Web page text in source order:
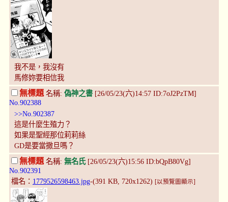
我不是，我沒有
馬修妳要相信我
無標題 名稱: 偽神之書[26/05/23(六)14:57 ID:7oJ2PzTM]
No.902388
>>No.902387
這是什麼生殖力？
如果是聖經那位莉莉絲
GD是要當撒旦嗎？
無標題名稱: 無名氏[26/05/23(六)15:56 ID:bQpB80Vg]
No.902391
檔名： 1779526598463.jpg-(391 KB, 720x1262) [以預覽圖顯示]